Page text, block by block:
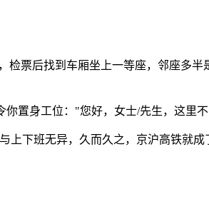
票后找到车厢坐上一等座，邻座多半
置身工位："您好，女士/先生，这里
下班无异，久而久之，京沪高铁就成